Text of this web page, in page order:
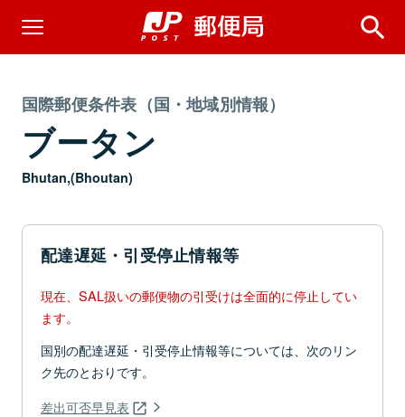
国際郵便条件表（国・地域別情報）
ブータン
Bhutan,(Bhoutan)
配達遅延・引受停止情報等
現在、SAL扱いの郵便物の引受けは全面的に停止してい
ます。
国別の配達遅延・引受停止情報等については、次のリン
ク先のとおりです。
差出可否早見表